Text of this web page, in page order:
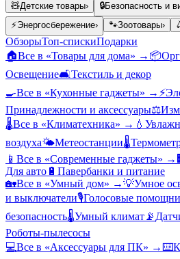
🧸Детские товары› 🔒Безопасность и
⚡Энергосбережение› 🐾Зоотовары›
ОбзорыТоп-спискиПодарки
🏠Все в «Товары для дома» → 📦
Освещение🛋️Текстиль и декор
🍳Все в «Кухонные гаджеты» → ⚡
Принадлежности и аксессуары⚖️
🌡️Все в «Климатехника» → 💧
воздуха🌤️Метеостанции🌡️
📱 Все в «Современные гаджеты» →
Для авто 🔋 Павербанки и питание
🏡Все в «Умный дом» →💡Умное
и выключатели🎙️Голосовые
безопасность🌡️Умный климат 📡
Роботы-пылесосы
💻Все в «Аксессуары для ПК» →⌨️